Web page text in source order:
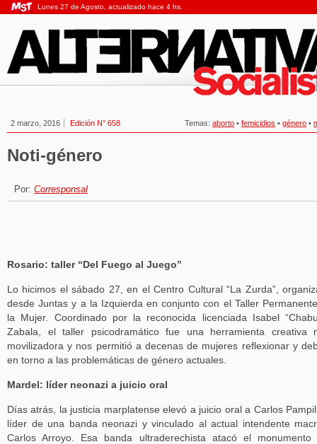
Lunes 27 de Agosto, actualizado hace 4 hs.
2 marzo, 2016 Edición N° 658 Temas: aborto • femicidios • género •
Noti-género
Por: Corresponsal
Rosario: taller “Del Fuego al Juego”
Lo hicimos el sábado 27, en el Centro Cultural “La Zurda”,
desde Juntas y a la Izquierda en conjunto con el Taller
la Mujer. Coordinado por la reconocida licenciada Isabel
Zabala, el taller psicodramático fue una herramienta creativa
movilizadora y nos permitió a decenas de mujeres reflexionar y
en torno a las problemáticas de género actuales.
Mardel: líder neonazi a juicio oral
Días atrás, la justicia marplatense elevó a juicio oral a Carlos
líder de una banda neonazi y vinculado al actual intendente
Carlos Arroyo. Esa banda ultraderechista atacó el monumento